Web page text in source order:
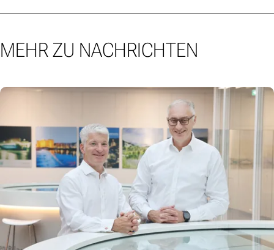
MEHR ZU NACHRICHTEN